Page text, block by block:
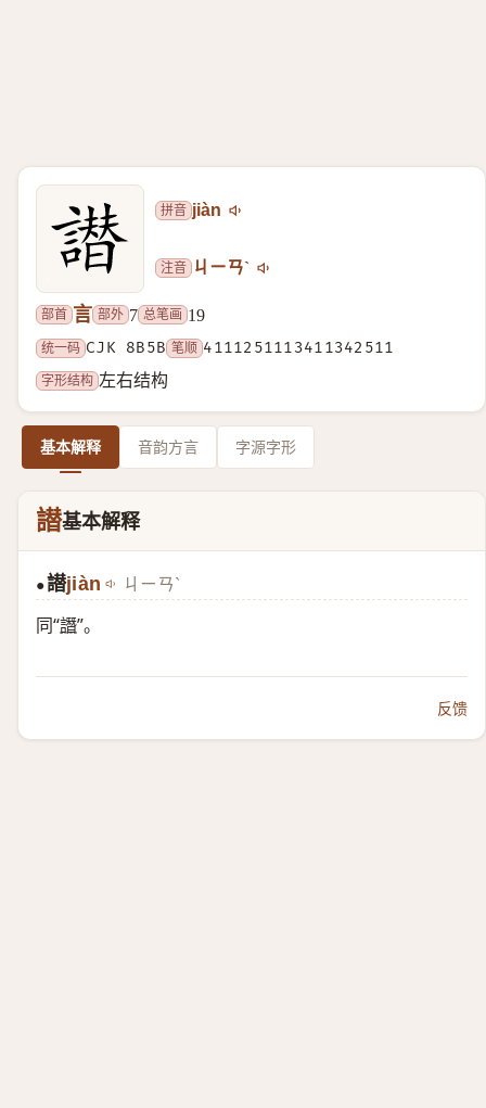
拼音 jiàn
注音 ㄐㄧㄢˋ
部首 言 部外 7 总笔画 19
统一码 CJK 8B5B 笔顺 4111251113411342511
字形结构 左右结构
基本解释 音韵方言 字源字形
譛基本解释
●譛jiàn ㄐㄧㄢˋ
同“譖”。
反馈